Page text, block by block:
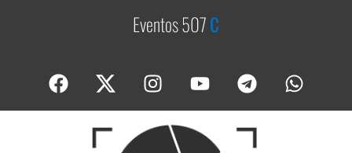
Eventos 507Co